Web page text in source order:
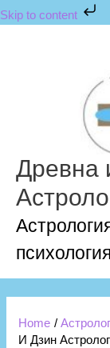
Skip to content
Skip
to
Древна
психология
Home
И Дзин